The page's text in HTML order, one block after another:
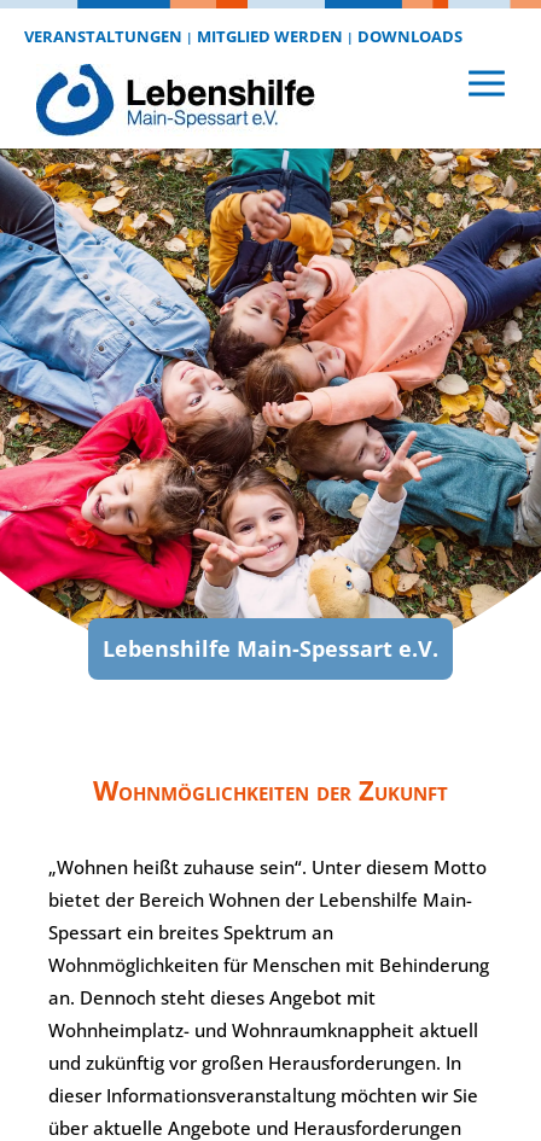
VERANSTALTUNGEN | MITGLIED WERDEN | DOWNLOADS
Lebenshilfe Main-Spessart e.V.
Wohnmöglichkeiten der Zukunft
„Wohnen heißt zuhause sein“. Unter diesem Motto
bietet der Bereich Wohnen der Lebenshilfe Main-
Spessart ein breites Spektrum an
Wohnmöglichkeiten für Menschen mit Behinderung
an. Dennoch steht dieses Angebot mit
Wohnheimplatz- und Wohnraumknappheit aktuell
und zukünftig vor großen Herausforderungen. In
dieser Informationsveranstaltung möchten wir Sie
über aktuelle Angebote und Herausforderungen